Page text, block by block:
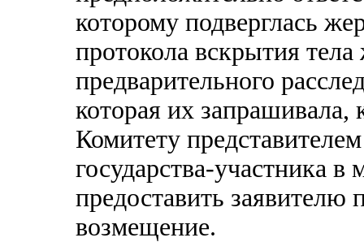
которому подверглась
протокола вскрытия
предварительного
которая их
Комитету
государства-участника в
предоставить заявителю
возмещение.